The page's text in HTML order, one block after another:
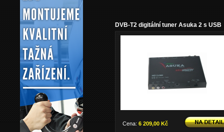
DVB-T2 digitální tuner Asuka 2 s USB
Cena: 6 209,00 Kč